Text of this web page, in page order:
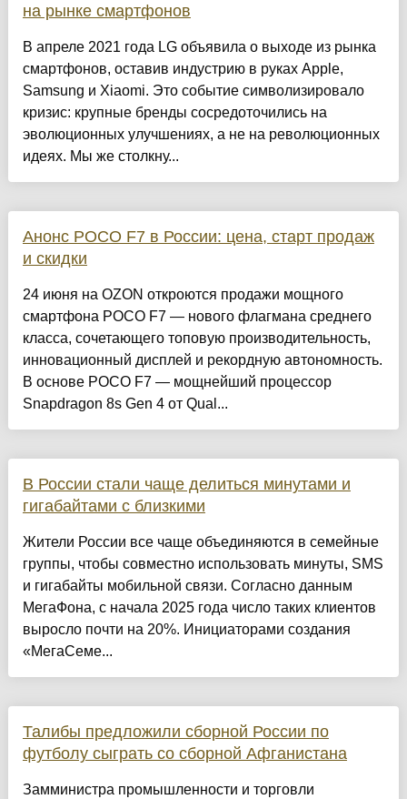
на рынке смартфонов
В апреле 2021 года LG объявила о выходе из рынка
смартфонов, оставив индустрию в руках Apple,
Samsung и Xiaomi. Это событие символизировало
кризис: крупные бренды сосредоточились на
эволюционных улучшениях, а не на революционных
идеях. Мы же столкну...
Анонс POCO F7 в России: цена, старт продаж
и скидки
24 июня на OZON откроются продажи мощного
смартфона POCO F7 — нового флагмана среднего
класса, сочетающего топовую производительность,
инновационный дисплей и рекордную автономность.
В основе POCO F7 — мощнейший процессор
Snapdragon 8s Gen 4 от Qual...
В России стали чаще делиться минутами и
гигабайтами с близкими
Жители России все чаще объединяются в семейные
группы, чтобы совместно использовать минуты, SMS
и гигабайты мобильной связи. Согласно данным
МегаФона, с начала 2025 года число таких клиентов
выросло почти на 20%. Инициаторами создания
«МегаСеме...
Талибы предложили сборной России по
футболу сыграть со сборной Афганистана
Замминистра промышленности и торговли